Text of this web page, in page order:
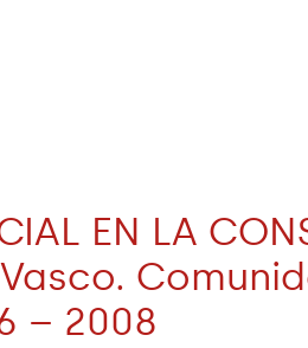
EN LA
Vasco.
– 2008